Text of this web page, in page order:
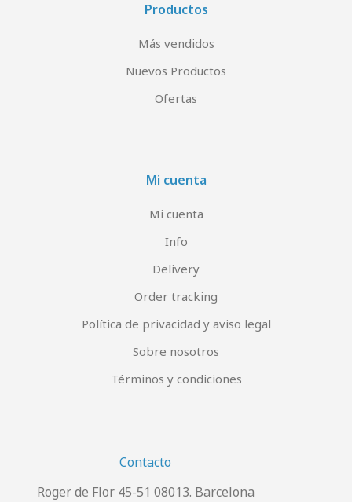
Productos
Más vendidos
Nuevos Productos
Ofertas
Mi cuenta
Mi cuenta
Info
Delivery
Order tracking
Política de privacidad y aviso legal
Sobre nosotros
Términos y condiciones
Contacto
Roger de Flor 45-51 08013. Barcelona